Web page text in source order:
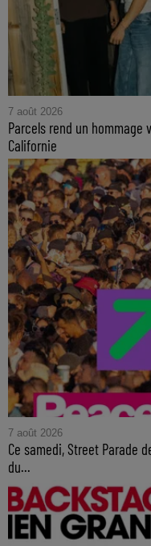
7 août 2026
Parcels rend un hommage
Californie
7 août 2026
Ce samedi, Street Parade
du...